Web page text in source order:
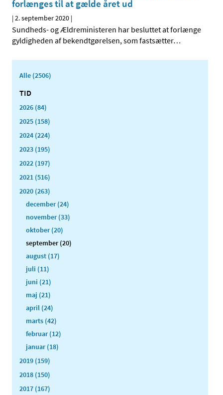
forlænges til at gælde året ud
|2. september 2020 |
Sundheds- og Ældreministeren har besluttet at forlænge
gyldigheden af bekendtgørelsen, som fastsætter…
Alle (2506)
TID
2026 (84)
2025 (158)
2024 (224)
2023 (195)
2022 (197)
2021 (516)
2020 (263)
december (24)
november (33)
oktober (20)
september (20)
august (17)
juli (11)
juni (21)
maj (21)
april (24)
marts (42)
februar (12)
januar (18)
2019 (159)
2018 (150)
2017 (167)